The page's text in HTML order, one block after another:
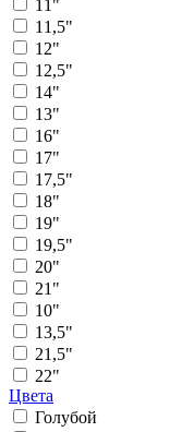
11"
11,5"
12"
12,5"
14"
13"
16"
17"
17,5"
18"
19"
19,5"
20"
21"
10"
13,5"
21,5"
22"
Цвета
Голубой